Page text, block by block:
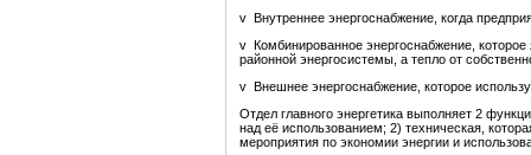
v Внутреннее энергоснабжение, когда
v Комбинированное энергоснабжение,
районной энергосистемы, а тепло от
v Внешнее энергоснабжение, которое
Отдел главного энергетика выполняет 2
над её использованием; 2) техническая,
мероприятия по экономии энергии и